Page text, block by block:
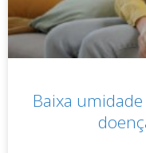
Baixa